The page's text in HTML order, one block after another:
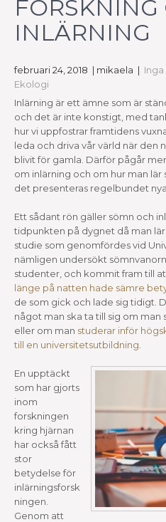
FORSKNING
INLÄRNING
februari 24, 2018 | mikaela |
Ekologi
Inlärning är ett ämne som är
och det är inte konstigt, med
hur vi uppfostrar framtidens
leda och driva vår värld när den
blivit för gamla. Därför pågår
om inlärning och om hur man lär
det presenteras regelbundet
Ett sådant rön gäller sömn och
tidpunkten på dygnet då man
studie som genomfördes vid
nämligen undersökt
studenter, och kommit fram till
länge på natten hade sämre
de som gick och lade sig tidigt.
något man ska ta till sig om man
eller om man studerar inför
till en universitetsutbildning
En upptäckt
som har gjorts
inom
forskningen
kring hjärnan
har också fått
stor
betydelse för
inlärningsforsk
ningen.
Genom att